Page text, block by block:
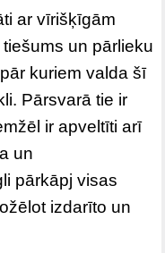
ar vīrišķīgām
un pārlieku
kuriem valda šī
Pārsvarā tie ir
ir apveltīti arī
un
pārkāpj visas
izdarīto un